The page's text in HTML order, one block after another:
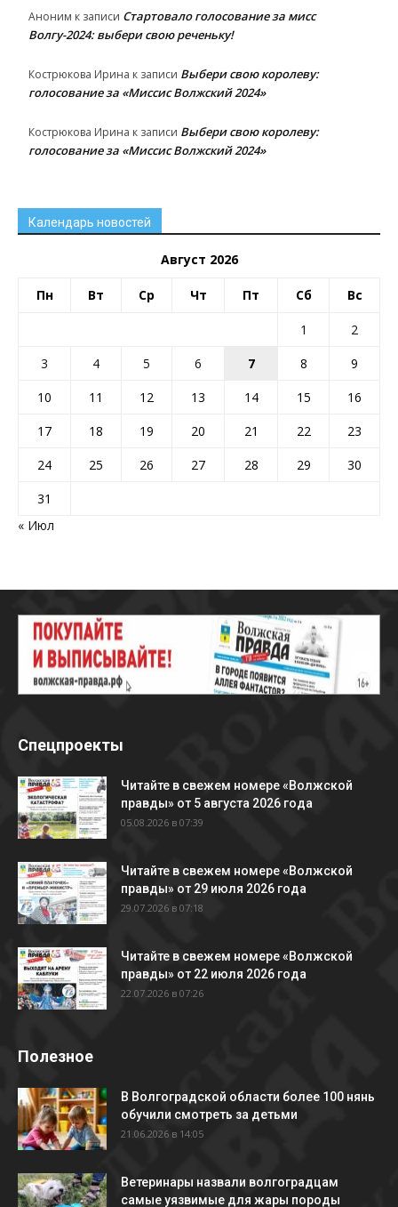
Аноним к записи Стартовало голосование за мисс
Волгу-2024: выбери свою реченьку!
Кострюкова Ирина к записи Выбери свою королеву:
голосование за «Миссис Волжский 2024»
Кострюкова Ирина к записи Выбери свою королеву:
голосование за «Миссис Волжский 2024»
Календарь новостей
Август 2026
Пн Вт Ср Чт Пт Сб Вс
1
2
3
4 5 6 7 8
9
10
11 12 13 14 15
16
17
18 19 20 21 22
23
24
25 26 27 28 29
30
31
« Июл
Спецпроекты
Читайте в свежем номере «Волжской
правды» от 5 августа 2026 года
05.08.2026 в 07:39
Читайте в свежем номере «Волжской
правды» от 29 июля 2026 года
29.07.2026 в 07:18
Читайте в свежем номере «Волжской
правды» от 22 июля 2026 года
22.07.2026 в 07:26
Полезное
В Волгоградской области более 100 нянь
обучили смотреть за детьми
21.06.2026 в 14:05
Ветеринары назвали волгоградцам
самые уязвимые для жары породы